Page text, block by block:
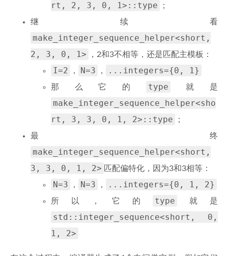
rt, 2, 3, 0, 1>::type
；
继续看
make_integer_sequence_helper<short,
2, 3, 0, 1>
，2和3不相等，还是匹配主模板：
I=2 ， N=3 ， ...integers={0, 1}
那么它的 type 就是
make_integer_sequence_helper<sho
rt, 3, 3, 0, 1, 2>::type
；
最终
make_integer_sequence_helper<short,
3, 3, 0, 1, 2> 匹配偏特化，因为3和3相等：
N=3 ， N=3 ， ...integers={0, 1, 2}
所以，它的 type 就是
std::integer_sequence<short, 0,
1, 2>